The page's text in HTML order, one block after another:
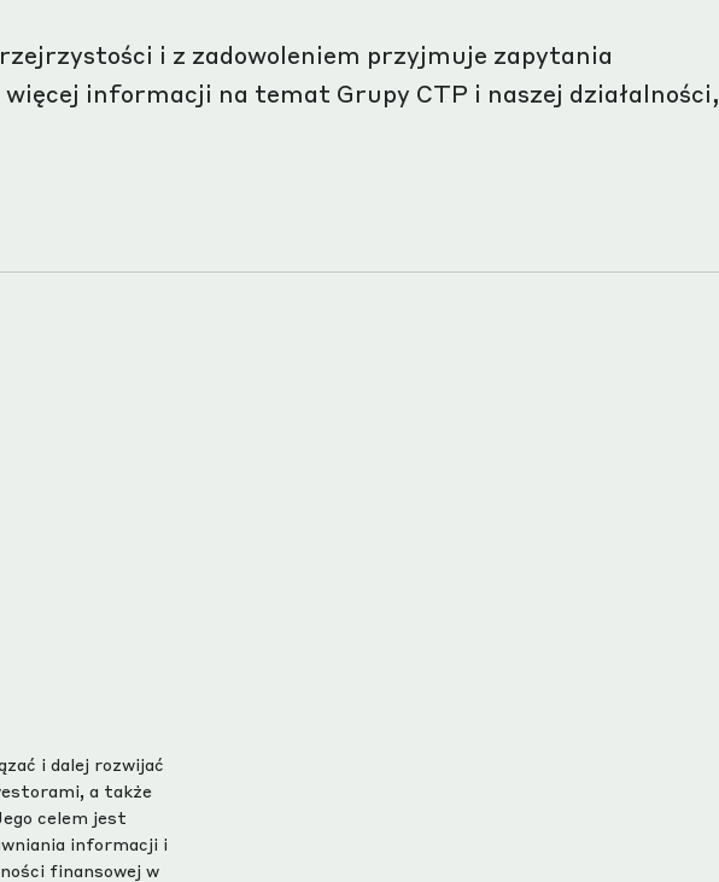
i z zadowoleniem przyjmuje zapytania
informacji na temat Grupy CTP i naszej działalności,
i dalej rozwijać
a także
celem jest
informacji i
finansowej w